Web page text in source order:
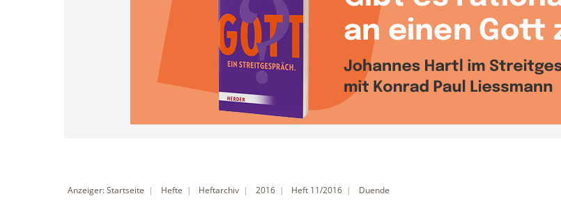
Anzeiger: Startseite Hefte Heftarchiv 2016 Heft 11/2016 Duende